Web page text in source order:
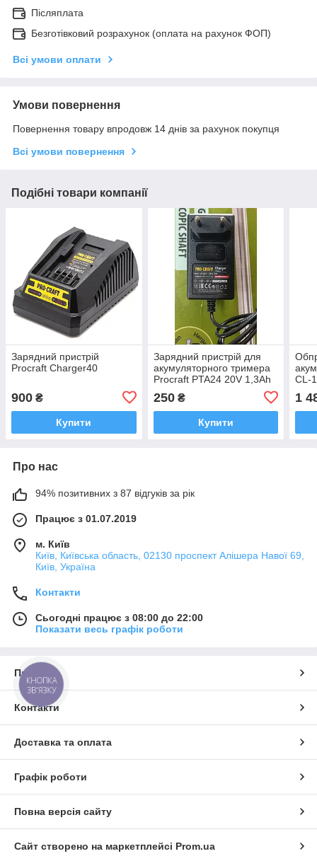
Післяплата
Безготівковий розрахунок (оплата на рахунок ФОП)
Всі умови оплати
Умови повернення
Повернення товару впродовж 14 днів за рахунок покупця
Всі умови повернення
Подібні товари компанії
Зарядний пристрій
Procraft Charger40
900 ₴
Купити
Зарядний пристрій для
акумуляторного тримера
Procraft PTA24 20V 1,3Ah
250₴
Купити
CL-
1
Про нас
94% позитивних з 87 відгуків за рік
Працює з 01.07.2019
м. Київ
Київ, Київська область, 02130 проспект Алішера Навої 69,
Київ, Україна
Контакти
Сьогодні працює з 08:00 до 22:00
Показати весь графік роботи
Про нас
Контакти
Доставка та оплата
Графік роботи
Повна версія сайту
Сайт створено на маркетплейсі Prom.ua
КНОПКА
ЗВ'ЯЗКУ